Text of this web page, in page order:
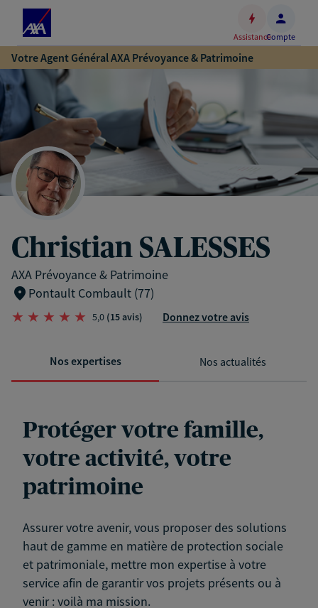
Accéder
au
principal
Accéder
au
pied
AssistanceCompte
Votre Agent Général AXA Prévoyance & Patrimoine
Christian SALESSES
AXA Prévoyance & Patrimoine
Pontault Combault (77)
5,0 (15 avis) Donnez votre avis
Nos expertises Nos actualités
Protéger votre famille,
votre activité, votre
patrimoine
Assurer votre avenir, vous proposer des solutions
haut de gamme en matière de protection sociale
et patrimoniale, mettre mon expertise à votre
service afin de garantir vos projets présents ou à
venir : voilà ma mission.